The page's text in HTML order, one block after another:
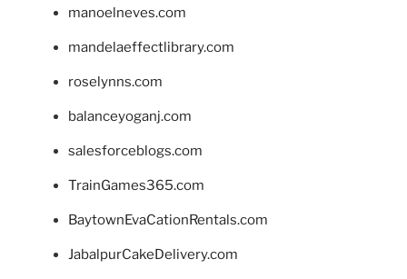
manoelneves.com
mandelaeffectlibrary.com
roselynns.com
balanceyoganj.com
salesforceblogs.com
TrainGames365.com
BaytownEvaCationRentals.com
JabalpurCakeDelivery.com